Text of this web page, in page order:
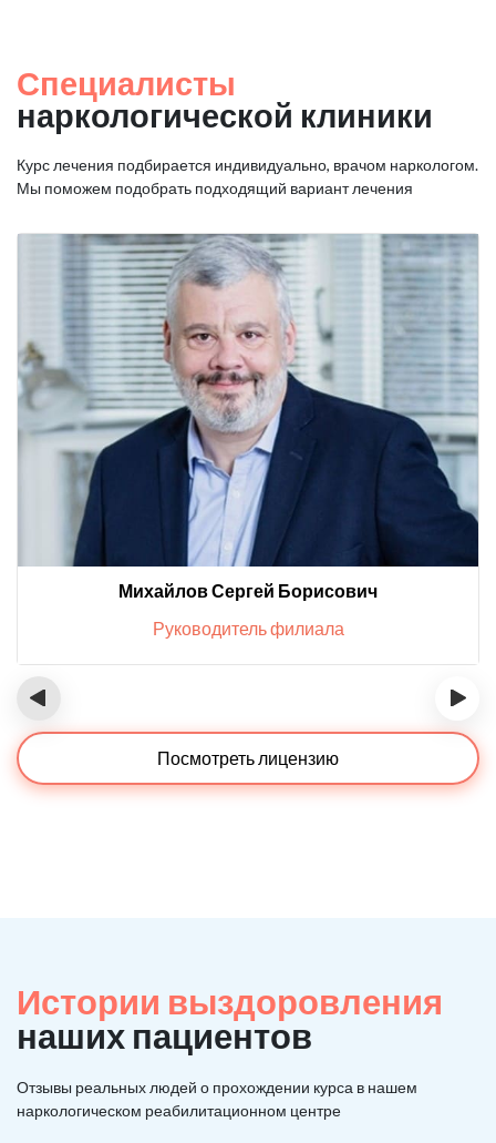
Специалисты
наркологической клиники
Курс лечения подбирается индивидуально, врачом наркологом.
Мы поможем подобрать подходящий вариант лечения
Михайлов Сергей Борисович
Руководитель филиала
‹ ›
Посмотреть лицензию
Истории выздоровления
наших пациентов
Отзывы реальных людей о прохождении курса в нашем
наркологическом реабилитационном центре